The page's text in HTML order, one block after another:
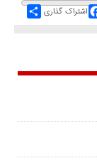
Share اشتراک گذاری